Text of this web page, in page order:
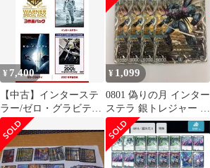
ャル・パック(3枚組)初
回限定生産 [DVD]
¥ 7,400
【中古】インターステ
ラー/ゼロ・グラビテ
ィ/2001年宇宙の旅 ワー
ナー・スペシャル・パ
ック(3枚組)初回限定生
産 [DVD]
¥ 1,099
0801 偽りの月 インター
ステラ 銀トレジャー 4
枚